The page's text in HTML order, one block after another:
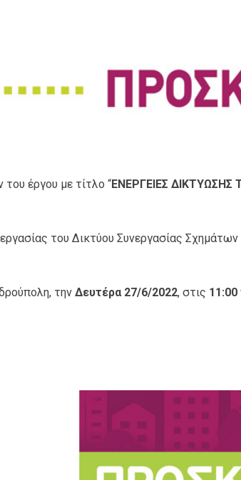
έργου με τίτλο “ΕΝΕΡΓΕΙΕΣ
του Δικτύου Συνεργασίας
την Δευτέρα 27/6/2022, στις 11:00